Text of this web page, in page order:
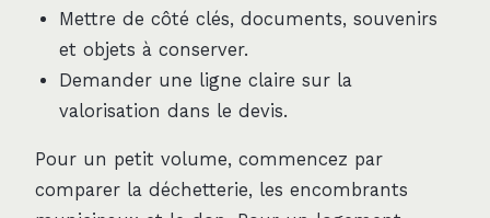
Mettre de côté clés, documents, souvenirs
et objets à conserver.
Demander une ligne claire sur la
valorisation dans le devis.
Pour un petit volume, commencez par
comparer la déchetterie, les encombrants